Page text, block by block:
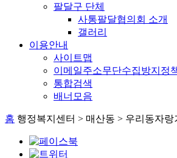
팔달구 단체
사통팔달협의회 소개
갤러리
이용안내
사이트맵
이메일주소무단수집방지정
통합검색
배너모음
홈 행정복지센터 > 매산동 > 우리동자랑